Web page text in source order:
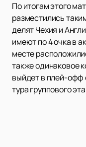
По итогам этого
разместились
делят Чехия и
имеют по 4 очка в
месте
также одинаковое
выйдет в плей-офф
тура группового